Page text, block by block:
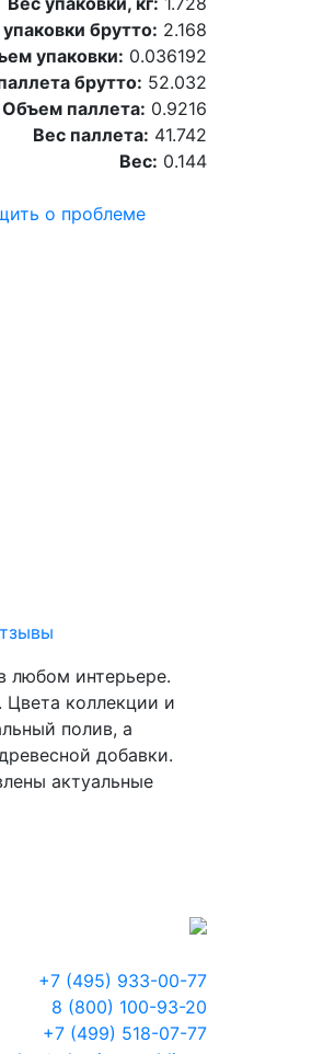
брутто: 2.168
упаковки: 0.036192
брутто: 52.032
Объем паллета: 0.9216
Вес паллета: 41.742
Вес: 0.144
о проблеме
любом интерьере.
Цвета коллекции и
полив, а
добавки.
актуальные
+7 (495) 933-00-77
8 (800) 100-93-20
+7 (499) 518-07-77